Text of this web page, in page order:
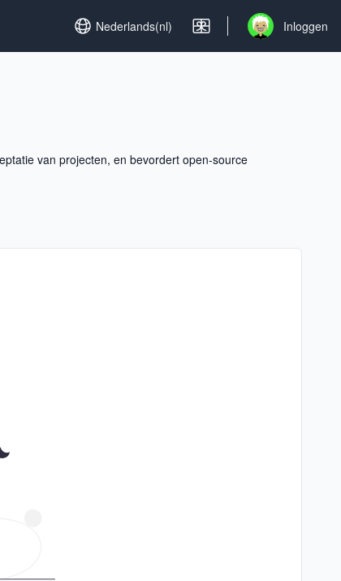
Set language
Nederlands(nl) Open user menu
Inloggen
van projecten, en bevordert open-source